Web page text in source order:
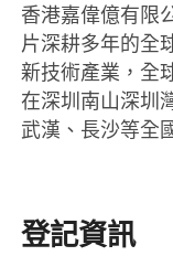
香港嘉偉億有限
片深耕多年的全
新技術產業，全
在深圳南山深圳
武漢、長沙等全
登記資訊